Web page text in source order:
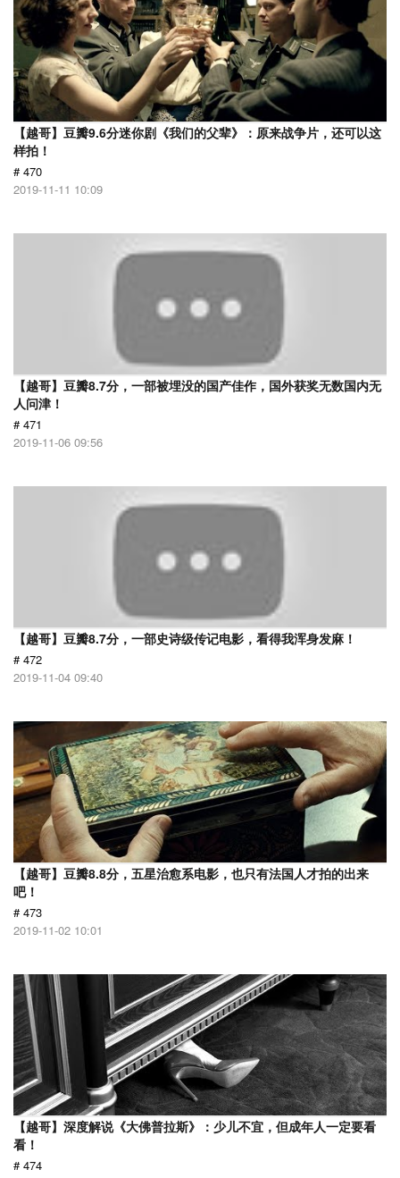
【越哥】豆瓣9.6分迷你剧《我们的父辈》：原来战争片，还可以这
样拍！
# 470
2019-11-11 10:09
【越哥】豆瓣8.7分，一部被埋没的国产佳作，国外获奖无数国内无
人问津！
# 471
2019-11-06 09:56
【越哥】豆瓣8.7分，一部史诗级传记电影，看得我浑身发麻！
# 472
2019-11-04 09:40
【越哥】豆瓣8.8分，五星治愈系电影，也只有法国人才拍的出来
吧！
# 473
2019-11-02 10:01
【越哥】深度解说《大佛普拉斯》：少儿不宜，但成年人一定要看
看！
# 474